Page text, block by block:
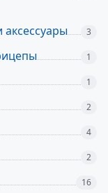
3
1
1
2
4
2
16